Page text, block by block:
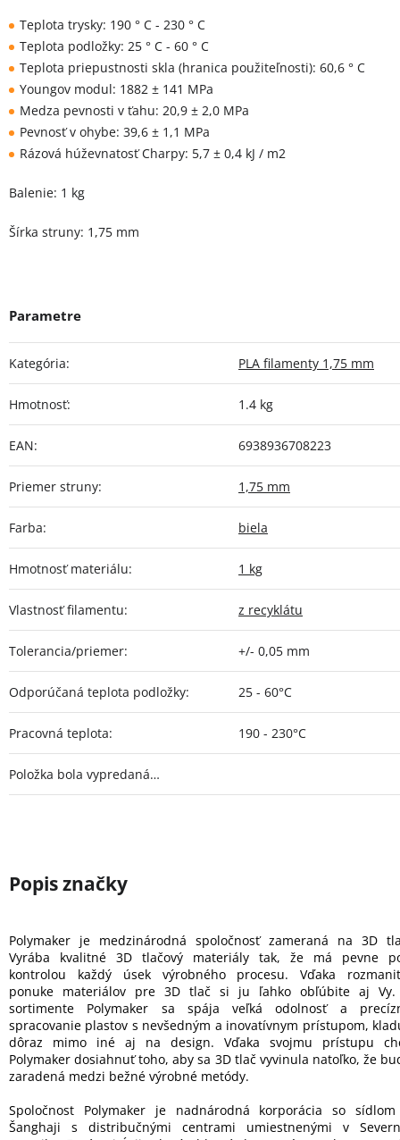
Teplota trysky: 190 ° C - 230 ° C
Teplota podložky: 25 ° C - 60 ° C
Teplota priepustnosti skla (hranica použiteľnosti): 60,6 ° C
Youngov modul: 1882 ± 141 MPa
Medza pevnosti v ťahu: 20,9 ± 2,0 MPa
Pevnosť v ohybe: 39,6 ± 1,1 MPa
Rázová húževnatosť Charpy: 5,7 ± 0,4 kJ / m2
Balenie: 1 kg
Šírka struny: 1,75 mm
Kategória: PLA filamenty 1,75 mm
Hmotnosť: 1.4 kg
EAN: 6938936708223
Priemer struny: 1,75 mm
Farba: biela
Hmotnosť materiálu: 1 kg
Vlastnosť filamentu: z recyklátu
Tolerancia/priemer: +/- 0,05 mm
Odporúčaná teplota podložky: 25 - 60°C
Pracovná teplota: 190 - 230°C
Položka bola vypredaná…
Polymaker je medzinárodná spoločnosť zameraná na 3D
Vyrába kvalitné 3D tlačový materiály tak, že má pevne
kontrolou každý úsek výrobného procesu. Vďaka
ponuke materiálov pre 3D tlač si ju ľahko obľúbite aj Vy.
sortimente Polymaker sa spája veľká odolnosť a
spracovanie plastov s nevšedným a inovatívnym prístupom,
dôraz mimo iné aj na design. Vďaka svojmu prístupu
Polymaker dosiahnuť toho, aby sa 3D tlač vyvinula natoľko, že
zaradená medzi bežné výrobné metódy.
Spoločnost Polymaker je nadnárodná korporácia so
Šanghaji s distribučnými centrami umiestnenými v